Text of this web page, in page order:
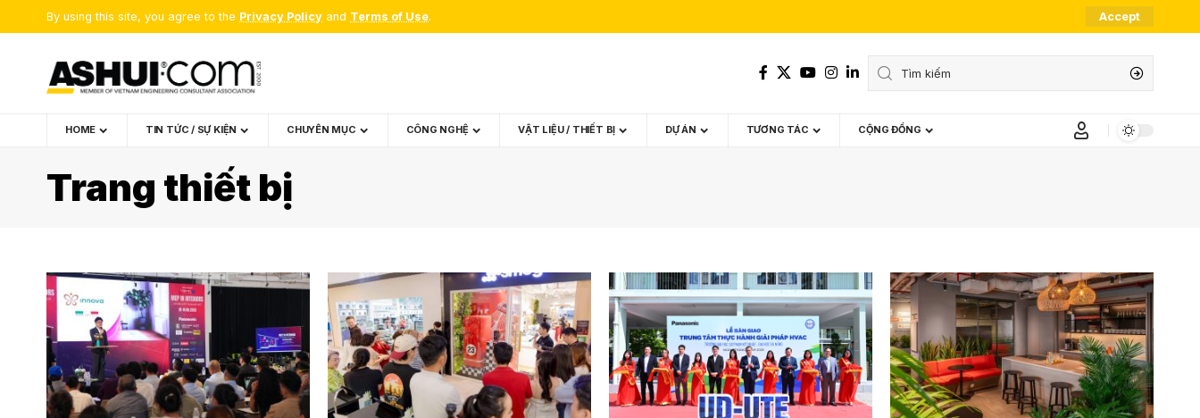
By using this site, you agree to the Privacy Policy and Terms of Use. Accept
HOME TIN TỨC / SỰ KIỆN CHUYÊN MỤC CÔNG NGHỆ VẬT LIỆU / THIẾT BỊ DỰ ÁN TƯƠNG TÁC CỘNG ĐỒNG
Trang thiết bị